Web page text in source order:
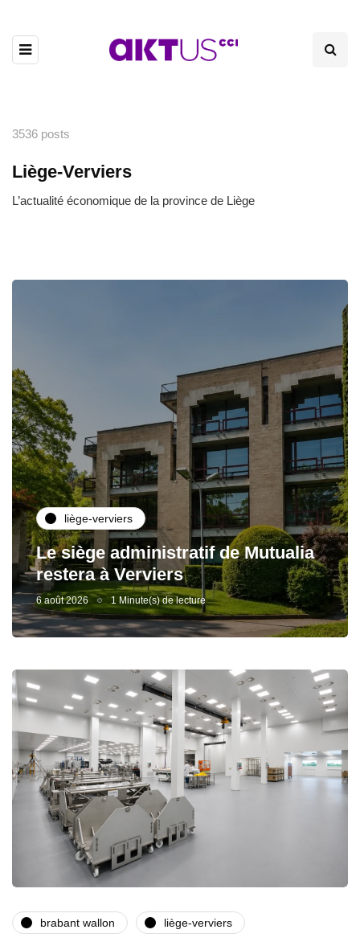
3536 posts
Liège-Verviers
L’actualité économique de la province de Liège
liège-verviers
Le siège administratif de Mutualia
restera à Verviers
6 août 2026 1 Minute(s) de lecture
brabant wallon liège-verviers